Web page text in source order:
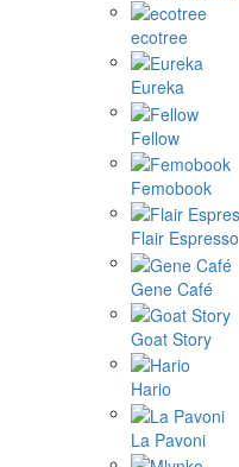
ecotree
Eureka
Fellow
Femobook
Flair Espresso
Gene Café
Goat Story
Hario
La Pavoni